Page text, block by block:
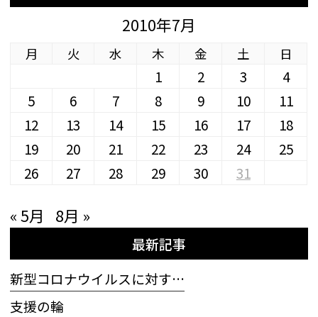
2010年7月
月 火 水 木 金 土 日
1 2 3
4
5
6 7 8 9 10
11
12
13 14 15 16 17
18
19
20 21 22 23 24
25
26
27 28 29 30 31
« 5月 8月 »
最新記事
新型コロナウイルスに対す…
支援の輪